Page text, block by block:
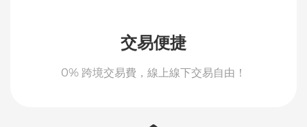
交易便捷
0% 跨境交易費，線上線下交易自由！